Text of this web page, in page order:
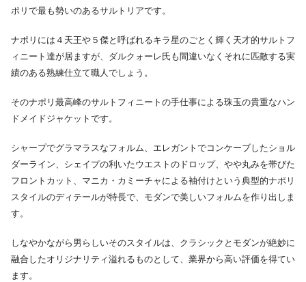
ポリで最も勢いのあるサルトリアです。
ナポリには４天王や５傑と呼ばれるキラ星のごとく輝く天才的サルトフ
ィニート達が居ますが、ダルクォーレ氏も間違いなくそれに匹敵する実
績のある熟練仕立て職人でしょう。
そのナポリ最高峰のサルトフィニートの手仕事による珠玉の貴重なハン
ドメイドジャケットです。
シャープでグラマラスなフォルム、エレガントでコンケーブしたショル
ダーライン、シェイプの利いたウエストのドロップ、やや丸みを帯びた
フロントカット、マニカ・カミーチャによる袖付けという典型的ナポリ
スタイルのディテールが特長で、モダンで美しいフォルムを作り出しま
す。
しなやかながら男らしいそのスタイルは、クラシックとモダンが絶妙に
融合したオリジナリティ溢れるものとして、業界から高い評価を得てい
ます。